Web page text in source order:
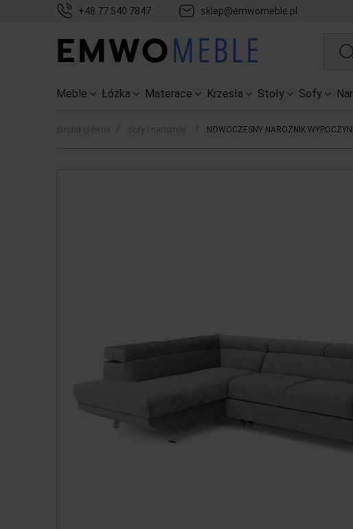
+48 77 540 7847 sklep@emwomeble.pl
Meble Łóżka Materace Krzesła Stoły Sofy
Strona główna Sofy i narożniki NOWOCZESNY NAROŻNIK